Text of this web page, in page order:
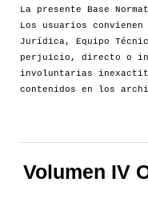
La presente Base
Los usuarios
Jurídica, Equipo
perjuicio, directo o
involuntarias
contenidos en los
Volumen IV